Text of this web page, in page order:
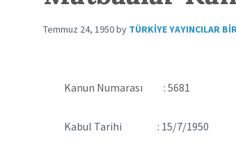
Temmuz 24, 1950by TÜRKIYE YAYINCILAR
Kanun Numarası : 5681
Kabul Tarihi : 15/7/1950